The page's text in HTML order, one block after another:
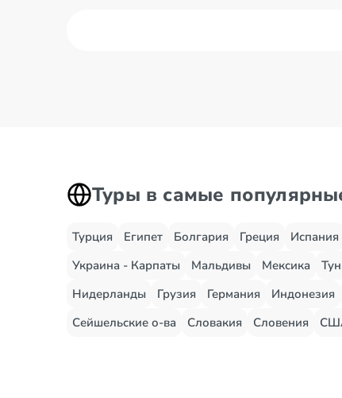
Туры в самые
Турция Египет Болгария Греция Испания
Украина - Карпаты
Мальдивы Мексика
Нидерланды
Грузия Германия Индонезия
Сейшельские о-ва
Словакия Словения